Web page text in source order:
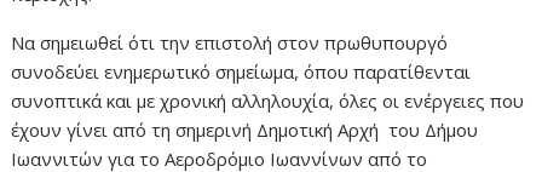
Να σημειωθεί ότι την επιστολή στον πρωθυπουργό
συνοδεύει ενημερωτικό σημείωμα, όπου παρατίθενται
συνοπτικά και με χρονική αλληλουχία, όλες οι ενέργειες που
έχουν γίνει από τη σημερινή Δημοτική Αρχή του Δήμου
Ιωαννιτών για το Αεροδρόμιο Ιωαννίνων από το